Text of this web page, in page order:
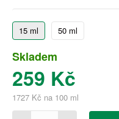
15 ml 50 ml
Skladem
259 Kč
1727 Kč na 100 ml